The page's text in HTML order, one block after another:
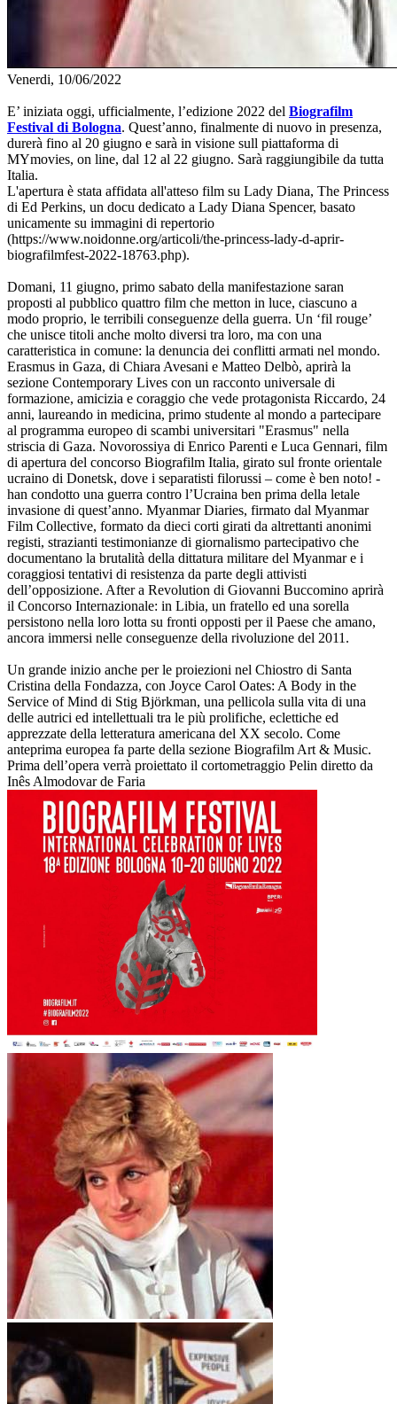
Venerdi, 10/06/2022
E’ iniziata oggi, ufficialmente, l’edizione 2022 del Biografilm
Festival di Bologna. Quest’anno, finalmente di nuovo in presenza,
durerà fino al 20 giugno e sarà in visione sull piattaforma di
MYmovies, on line, dal 12 al 22 giugno. Sarà raggiungibile da tutta
Italia.
L'apertura è stata affidata all'atteso film su Lady Diana, The Princess
di Ed Perkins, un docu dedicato a Lady Diana Spencer, basato
unicamente su immagini di repertorio
(https://www.noidonne.org/articoli/the-princess-lady-d-aprir-
biografilmfest-2022-18763.php).
Domani, 11 giugno, primo sabato della manifestazione saran
proposti al pubblico quattro film che metton in luce, ciascuno a
modo proprio, le terribili conseguenze della guerra. Un ‘fil rouge’
che unisce titoli anche molto diversi tra loro, ma con una
caratteristica in comune: la denuncia dei conflitti armati nel mondo.
Erasmus in Gaza, di Chiara Avesani e Matteo Delbò, aprirà la
sezione Contemporary Lives con un racconto universale di
formazione, amicizia e coraggio che vede protagonista Riccardo, 24
anni, laureando in medicina, primo studente al mondo a partecipare
al programma europeo di scambi universitari "Erasmus" nella
striscia di Gaza. Novorossiya di Enrico Parenti e Luca Gennari, film
di apertura del concorso Biografilm Italia, girato sul fronte orientale
ucraino di Donetsk, dove i separatisti filorussi – come è ben noto! -
han condotto una guerra contro l’Ucraina ben prima della letale
invasione di quest’anno. Myanmar Diaries, firmato dal Myanmar
Film Collective, formato da dieci corti girati da altrettanti anonimi
registi, strazianti testimonianze di giornalismo partecipativo che
documentano la brutalità della dittatura militare del Myanmar e i
coraggiosi tentativi di resistenza da parte degli attivisti
dell’opposizione. After a Revolution di Giovanni Buccomino aprirà
il Concorso Internazionale: in Libia, un fratello ed una sorella
persistono nella loro lotta su fronti opposti per il Paese che amano,
ancora immersi nelle conseguenze della rivoluzione del 2011.
Un grande inizio anche per le proiezioni nel Chiostro di Santa
Cristina della Fondazza, con Joyce Carol Oates: A Body in the
Service of Mind di Stig Björkman, una pellicola sulla vita di una
delle autrici ed intellettuali tra le più prolifiche, eclettiche ed
apprezzate della letteratura americana del XX secolo. Come
anteprima europea fa parte della sezione Biografilm Art & Music.
Prima dell’opera verrà proiettato il cortometraggio Pelin diretto da
Inês Almodovar de Faria